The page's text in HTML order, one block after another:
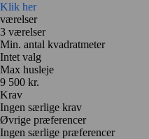
Klik her
værelser
3 værelser
Min. antal kvadratmeter
Intet valg
Max husleje
9 500 kr.
Krav
Ingen særlige krav
Øvrige præferencer
Ingen særlige præferencer